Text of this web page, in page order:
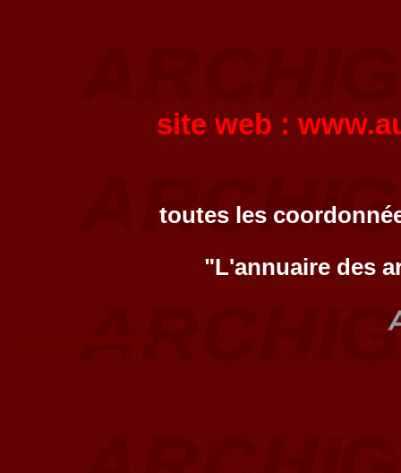
site web :
toutes les
"L'annuaire des